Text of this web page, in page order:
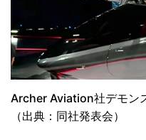
Archer Aviation社デモン
（出典：同社発表会）